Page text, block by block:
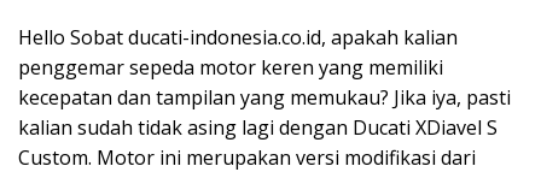
Hello Sobat ducati-indonesia.co.id, apakah kalian
penggemar sepeda motor keren yang memiliki
kecepatan dan tampilan yang memukau? Jika iya, pasti
kalian sudah tidak asing lagi dengan Ducati XDiavel S
Custom. Motor ini merupakan versi modifikasi dari